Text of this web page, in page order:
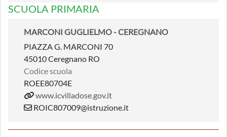
SCUOLA PRIMARIA
MARCONI GUGLIELMO - CEREGNANO
PIAZZA G. MARCONI 70
45010 Ceregnano RO
Codice scuola
ROEE80704E
www.icvilladose.gov.it
ROIC807009@istruzione.it